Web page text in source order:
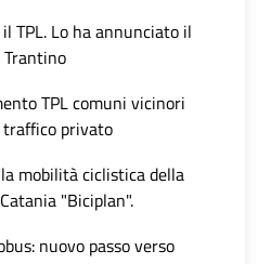
TPL. Lo ha annunciato il
TPL comuni vicinori
traffico privato
mobilità ciclistica della
"Biciplan".
nuovo passo verso